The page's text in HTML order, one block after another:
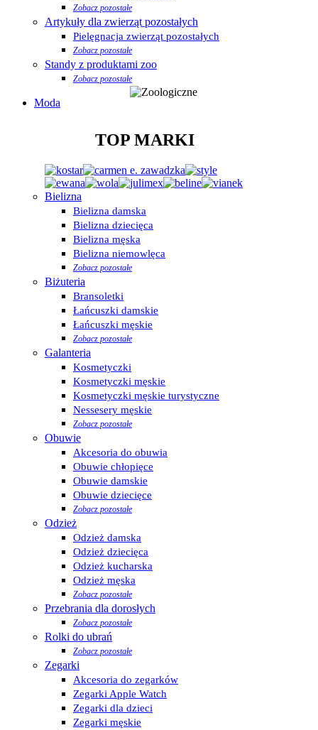
Zobacz pozostałe
Artykuły dla zwierząt pozostałych
Pielęgnacja zwierząt pozostałych
Zobacz pozostałe
Standy z produktami zoo
Zobacz pozostałe
Moda
TOP MARKI
Bielizna
Bielizna damska
Bielizna dziecięca
Bielizna męska
Bielizna niemowlęca
Zobacz pozostałe
Biżuteria
Bransoletki
Łańcuszki damskie
Łańcuszki męskie
Zobacz pozostałe
Galanteria
Kosmetyczki
Kosmetyczki męskie
Kosmetyczki męskie turystyczne
Nessesery męskie
Zobacz pozostałe
Obuwie
Akcesoria do obuwia
Obuwie chłopięce
Obuwie damskie
Obuwie dziecięce
Zobacz pozostałe
Odzież
Odzież damska
Odzież dziecięca
Odzież kucharska
Odzież męska
Zobacz pozostałe
Przebrania dla dorosłych
Zobacz pozostałe
Rolki do ubrań
Zobacz pozostałe
Zegarki
Akcesoria do zegarków
Zegarki Apple Watch
Zegarki dla dzieci
Zegarki męskie